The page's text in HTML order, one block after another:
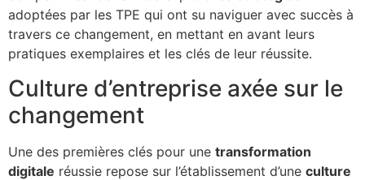
adoptées par les TPE qui ont su naviguer avec succès à
travers ce changement, en mettant en avant leurs
pratiques exemplaires et les clés de leur réussite.
Culture d’entreprise axée sur le
changement
Une des premières clés pour une transformation
digitale réussie repose sur l’établissement d’une culture